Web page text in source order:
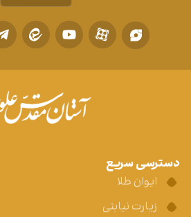
دسترسی سریع
ایوان طلا
زیارت نیابتی